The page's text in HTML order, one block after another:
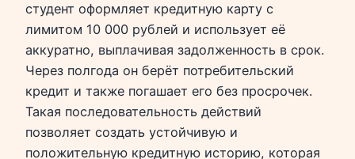
студент оформляет кредитную карту с
лимитом 10 000 рублей и использует её
аккуратно, выплачивая задолженность в срок.
Через полгода он берёт потребительский
кредит и также погашает его без просрочек.
Такая последовательность действий
позволяет создать устойчивую и
положительную кредитную историю, которая